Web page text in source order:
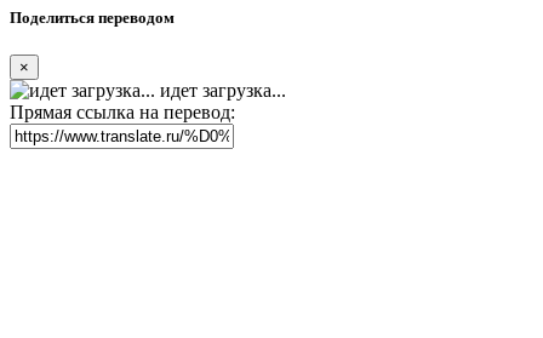
Поделиться переводом
×
идет загрузка...
Прямая ссылка на перевод: